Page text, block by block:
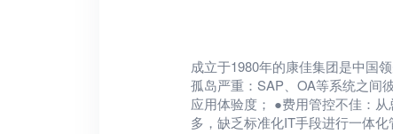
成立于1980年的康佳集团是中国
孤岛严重：SAP、OA等系统之间
应用体验度； ●费用管控不佳：
多，缺乏标准化IT手段进行一体化